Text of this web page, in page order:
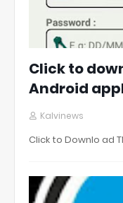
Click to
Android
Kalvinews
Click to Downlo ad